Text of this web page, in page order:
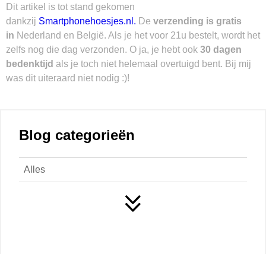
Blog categorieën
Alles
Dit artikel is tot stand gekomen
dankzij Smartphonehoesjes.nl. De verzending is gratis
in Nederland en België. Als je het voor 21u bestelt, wordt het
zelfs nog die dag verzonden. O ja, je hebt ook 30 dagen
bedenktijd als je toch niet helemaal overtuigd bent. Bij mij
was dit uiteraard niet nodig :)!